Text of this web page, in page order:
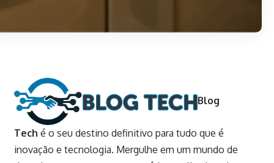
Blog
Tech é o seu destino definitivo para tudo que é
inovação e tecnologia. Mergulhe em um mundo de